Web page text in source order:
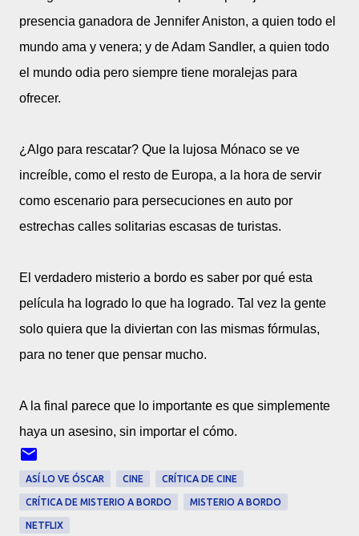
presencia ganadora de Jennifer Aniston, a quien todo el
mundo ama y venera; y de Adam Sandler, a quien todo
el mundo odia pero siempre tiene moralejas para
ofrecer.
¿Algo para rescatar? Que la lujosa Mónaco se ve
increíble, como el resto de Europa, a la hora de servir
como escenario para persecuciones en auto por
estrechas calles solitarias escasas de turistas.
El verdadero misterio a bordo es saber por qué esta
película ha logrado lo que ha logrado. Tal vez la gente
solo quiera que la diviertan con las mismas fórmulas,
para no tener que pensar mucho.
A la final parece que lo importante es que simplemente
haya un asesino, sin importar el cómo.
ASÍ LO VE ÓSCAR CINE CRÍTICA DE CINE
CRÍTICA DE MISTERIO A BORDO MISTERIO A BORDO
NETFLIX